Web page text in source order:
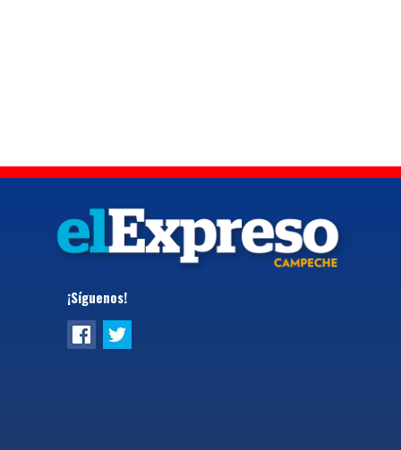
¡Síguenos!